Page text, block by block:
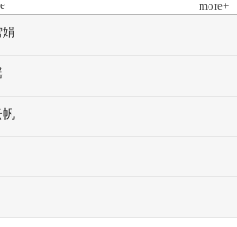
全场师生肃立，升国旗、奏唱国歌。
起，全体师生行注目礼，目光坚
长白峰致开幕词，
学院践行“健康第一”教育理念、推
峰主持。签约仪式现场气氛庄重而
校党委副
况以及党建和思政工作方面的做法进
向“有效覆盖”“全面提质”提出几点建
一要筑牢组织根基。以党建标准化、
活联过等方式，筑牢学校事业发展
机制，共同开发实践教学基地，打
more+
帆